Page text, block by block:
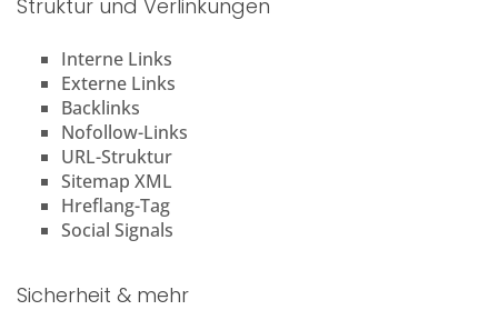
Struktur und Verlinkungen
Interne Links
Externe Links
Backlinks
Nofollow-Links
URL-Struktur
Sitemap XML
Hreflang-Tag
Social Signals
Sicherheit & mehr